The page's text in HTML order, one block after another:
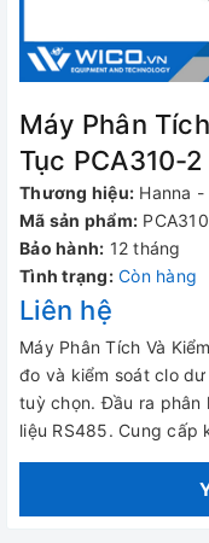
Máy Phân
Tục PCA310-2
Thương hiệu: Hanna -
Mã sản phẩm:
Bảo hành: 12 tháng
Tình trạng: Còn hàng
Liên hệ
Máy Phân Tích Và
đo và kiểm soát clo
tuỳ chọn. Đầu ra phân
liệu RS485. Cung cấp